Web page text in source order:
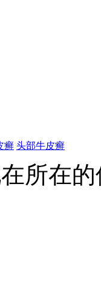
癣 头部牛皮癣
所在